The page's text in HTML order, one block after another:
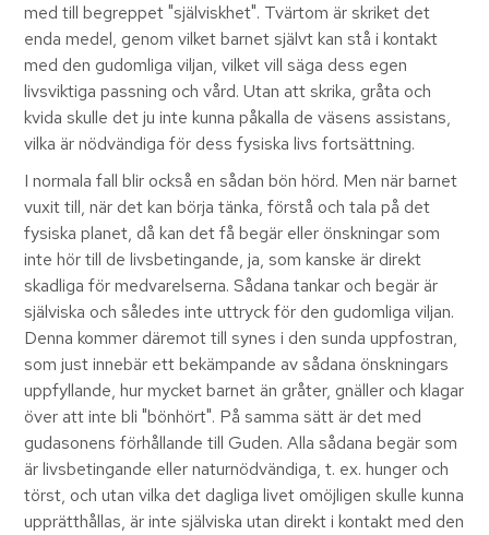
med till begreppet "själviskhet". Tvärtom är skriket det
enda medel, genom vilket barnet självt kan stå i kontakt
med den gudomliga viljan, vilket vill säga dess egen
livsviktiga passning och vård. Utan att skrika, gråta och
kvida skulle det ju inte kunna påkalla de väsens assistans,
vilka är nödvändiga för dess fysiska livs fortsättning.
I normala fall blir också en sådan bön hörd. Men när barnet
vuxit till, när det kan börja tänka, förstå och tala på det
fysiska planet, då kan det få begär eller önskningar som
inte hör till de livsbetingande, ja, som kanske är direkt
skadliga för medvarelserna. Sådana tankar och begär är
själviska och således inte uttryck för den gudomliga viljan.
Denna kommer däremot till synes i den sunda uppfostran,
som just innebär ett bekämpande av sådana önskningars
uppfyllande, hur mycket barnet än gråter, gnäller och klagar
över att inte bli "bönhört". På samma sätt är det med
gudasonens förhållande till Guden. Alla sådana begär som
är livsbetingande eller naturnödvändiga, t. ex. hunger och
törst, och utan vilka det dagliga livet omöjligen skulle kunna
upprätthållas, är inte själviska utan direkt i kontakt med den